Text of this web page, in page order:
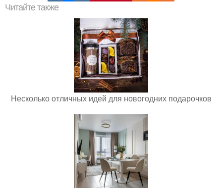
Читайте также
Несколько отличных идей для новогодних подарочков